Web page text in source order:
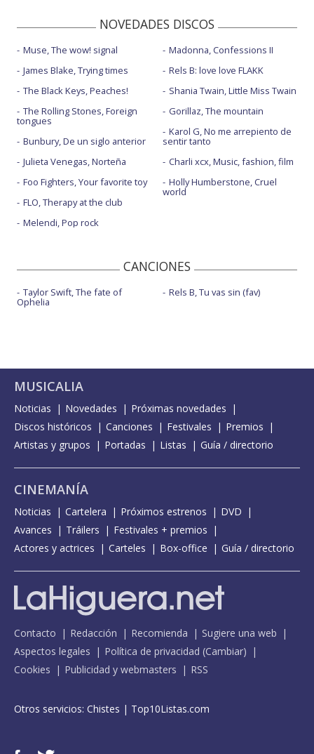
NOVEDADES DISCOS
Muse, The wow! signal
James Blake, Trying times
The Black Keys, Peaches!
The Rolling Stones, Foreign
tongues
Bunbury, De un siglo anterior
Julieta Venegas, Norteña
Foo Fighters, Your favorite toy
FLO, Therapy at the club
Melendi, Pop rock
Madonna, Confessions II
Rels B: love love FLAKK
Shania Twain, Little Miss Twain
Gorillaz, The mountain
Karol G, No me arrepiento de
sentir tanto
Charli xcx, Music, fashion, film
Holly Humberstone, Cruel
world
CANCIONES
Taylor Swift, The fate of
Ophelia
Rels B, Tu vas sin (fav)
MUSICALIA
Noticias Novedades
Próximas novedades
Discos históricos
Canciones Festivales
Premios
Artistas y grupos
Portadas Listas Guía / directorio
CINEMANÍA
Noticias Cartelera Próximos estrenos
DVD
Avances
Tráilers
Festivales + premios
Actores y actrices
Carteles Box-office Guía / directorio
Contacto Redacción Recomienda
Sugiere una web
Aspectos legales
Política de privacidad (Cambiar)
Cookies
Publicidad y webmasters RSS
Otros servicios: Chistes | Top10Listas.com